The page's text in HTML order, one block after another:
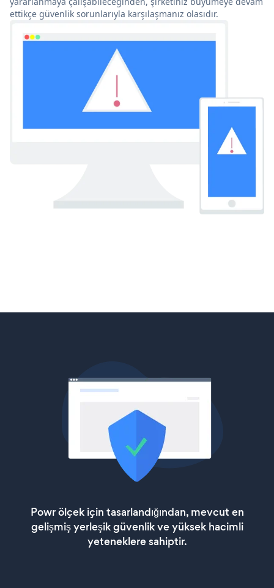
ettikçe güvenlik sorunlarıyla karşılaşmanız olasıdır.
Powr ölçek için tasarlandığından, mevcut en
gelişmiş yerleşik güvenlik ve yüksek hacimli
yeteneklere sahiptir.